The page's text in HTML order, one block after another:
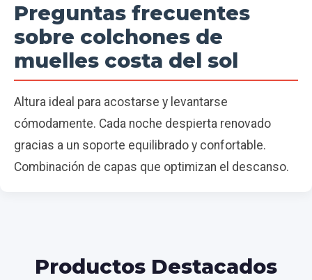
Preguntas frecuentes
sobre colchones de
muelles costa del sol
Altura ideal para acostarse y levantarse
cómodamente. Cada noche despierta renovado
gracias a un soporte equilibrado y confortable.
Combinación de capas que optimizan el descanso.
Productos Destacados